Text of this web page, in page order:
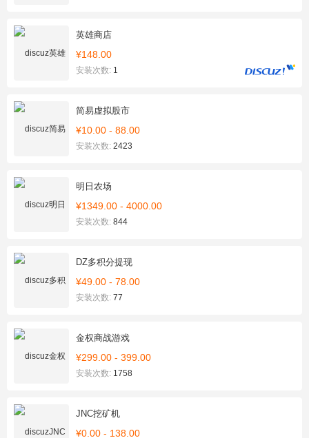
英雄商店
¥148.00
安装次数: 1
简易虚拟股市
¥10.00 - 88.00
安装次数: 2423
明日农场
¥1349.00 - 4000.00
安装次数: 844
DZ多积分提现
¥49.00 - 78.00
安装次数: 77
金权商战游戏
¥299.00 - 399.00
安装次数: 1758
JNC挖矿机
¥0.00 - 138.00